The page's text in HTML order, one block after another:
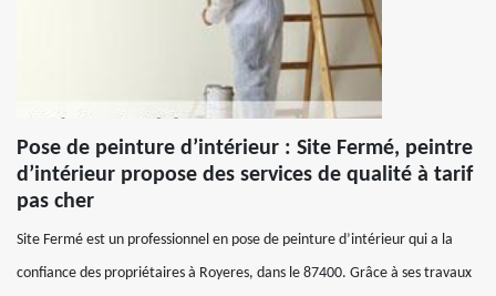
Pose de peinture d’intérieur : Site Fermé, peintre
d’intérieur propose des services de qualité à tarif
pas cher
Site Fermé est un professionnel en pose de peinture d’intérieur qui a la
confiance des propriétaires à Royeres, dans le 87400. Grâce à ses travaux